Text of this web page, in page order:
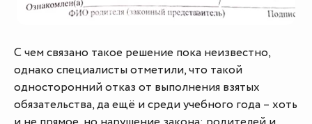
С чем связано такое решение пока неизвестно,
однако специалисты отметили, что такой
односторонний отказ от выполнения взятых
обязательства, да ещё и среди учебного года – хоть